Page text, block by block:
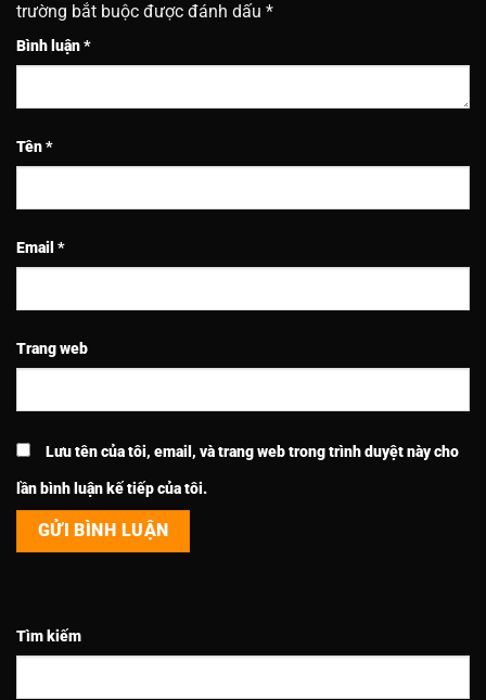
trường bắt buộc được đánh dấu *
Bình luận*
Tên*
Email *
Trang web
Lưu tên của tôi, email, và trang web trong trình duyệt này cho
lần bình luận kế tiếp của tôi.
Tìm kiếm